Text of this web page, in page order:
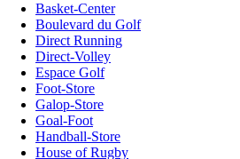
Basket-Center
Boulevard du Golf
Direct Running
Direct-Volley
Espace Golf
Foot-Store
Galop-Store
Goal-Foot
Handball-Store
House of Rugby